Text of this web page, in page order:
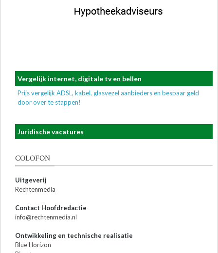
Vergelijk internet, digitale tv en bellen
Prijs vergelijk ADSL, kabel, glasvezel aanbieders en bespaar geld
door over te stappen!
Juridische vacatures
COLOFON
Uitgeverij
Rechtenmedia
Contact Hoofdredactie
info@rechtenmedia.nl
Ontwikkeling en technische realisatie
Blue Horizon